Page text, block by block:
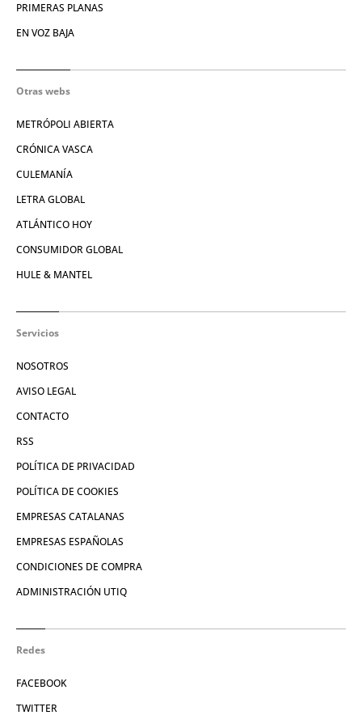
PRIMERAS PLANAS
EN VOZ BAJA
Otras webs
METRÓPOLI ABIERTA
CRÓNICA VASCA
CULEMANÍA
LETRA GLOBAL
ATLÁNTICO HOY
CONSUMIDOR GLOBAL
HULE & MANTEL
Servicios
NOSOTROS
AVISO LEGAL
CONTACTO
RSS
POLÍTICA DE PRIVACIDAD
POLÍTICA DE COOKIES
EMPRESAS CATALANAS
EMPRESAS ESPAÑOLAS
CONDICIONES DE COMPRA
ADMINISTRACIÓN UTIQ
Redes
FACEBOOK
TWITTER